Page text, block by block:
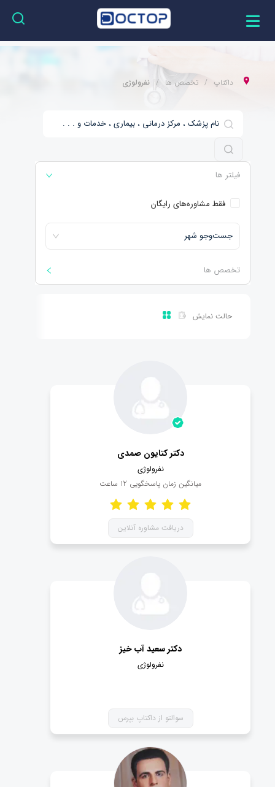
داکتاپ تخصص ها نفرولوژی
فیلتر ها
فقط مشاوره‌های رایگان
جست‌و‌جو شهر
تخصص ها
حالت نمایش
دکتر کتایون صمدی
نفرولوژی
میانگین زمان پاسخگویی 12 ساعت
دریافت مشاوره آنلاین
دکتر سعید آب خیز
نفرولوژی
سوالتو از داکتاپ بپرس